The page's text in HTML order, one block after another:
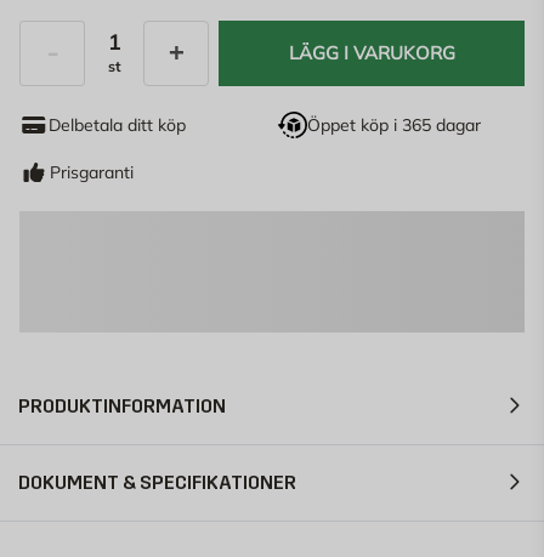
st
LÄGG I VARUKORG
Delbetala ditt köp Öppet köp i 365 dagar
Prisgaranti
PRODUKTINFORMATION
DOKUMENT & SPECIFIKATIONER